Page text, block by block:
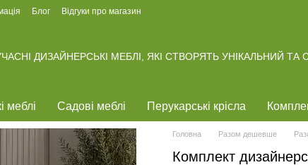
Блог Відгуки про магазин
ДИЗАЙНЕРСЬКІ МЕБЛІ, ЯКІ СТВОРЯТЬ УНІКАЛЬНИЙ ТА
меблі Садові меблі Перукарські крісла
Головна Разом дешевше
Комплект